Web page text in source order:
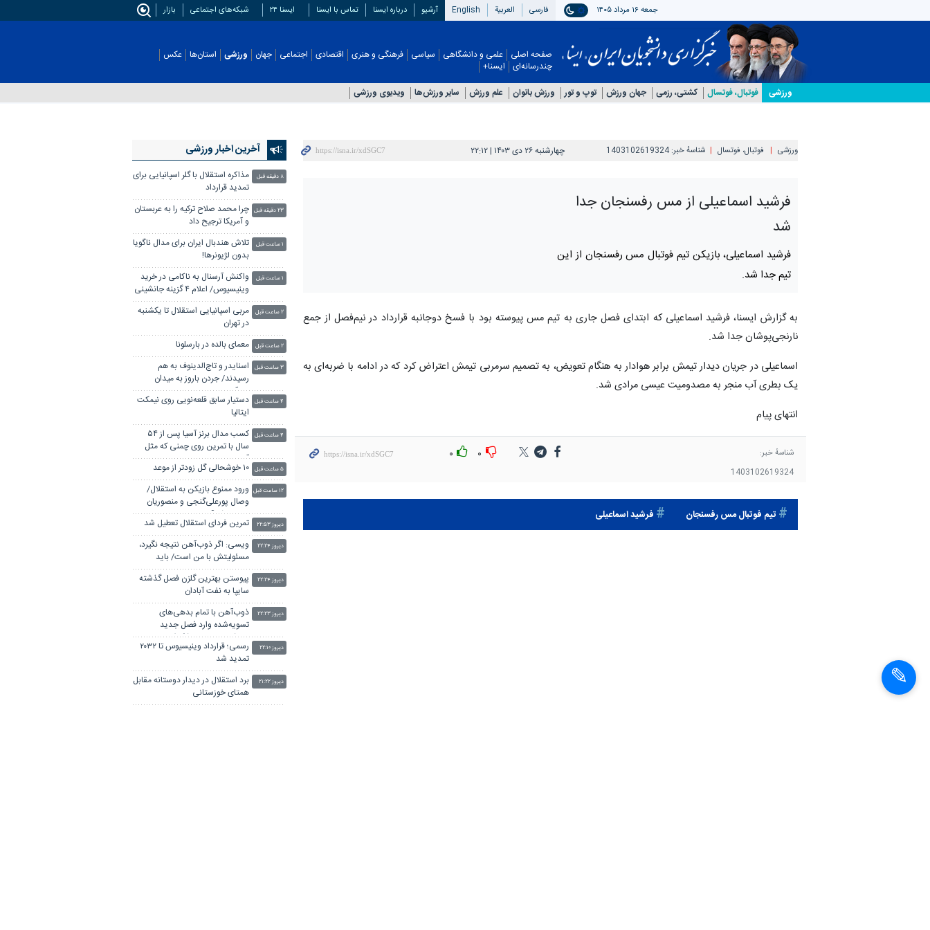
جمعه ۱۶ مرداد ۱۴۰۵ فارسی العربیة English آرشیو درباره ایسنا تماس با ایسنا ایسنا ۲۴ شبکه‌های اجتماعی بازار
صفحه اصلی علمی و دانشگاهی سیاسی فرهنگی و هنری اقتصادی اجتماعی جهان ورزشی
ورزشی فوتبال، فوتسال کشتی، رزمی جهان ورزش توپ و تور ورزش بانوان علم ورزش سایر ورزش‌ها ویدیوی ورزشی
استان‌ها عکس
چندرسانه‌ای ایسنا+
ورزشی فوتبال، فوتسال شناسهٔ خبر: 1403102619324 چهارشنبه ۲۶ دی ۱۴۰۳ | ۲۲:۱۲
فرشید اسماعیلی از مس رفسنجان جدا
شد
فرشید اسماعیلی، بازیکن تیم فوتبال مس رفسنجان از این
تیم جدا شد.
به گزارش ایسنا، فرشید اسماعیلی که ابتدای فصل جاری به تیم مس پیوسته بود با فسخ دوجانبه قرارداد در نیم‌فصل از جمع
نارنجی‌پوشان جدا شد.
اسماعیلی در جریان دیدار تیمش برابر هوادار به هنگام تعویض، به تصمیم سرمربی تیمش اعتراض کرد که در ادامه با ضربه‌ای به
یک بطری آب منجر به مصدومیت عیسی مرادی شد.
انتهای پیام
شناسهٔ خبر:
1403102619324
۰ ۰
تیم فوتبال مس رفسنجان فرشید اسماعیلی
آخرین اخبار ورزشی
مذاکره استقلال با گلر اسپانیایی برای
تمدید قرارداد
۸ دقیقه قبل
چرا محمد صلاح ترکیه را به عربستان
و آمریکا ترجیح داد
۲۳ دقیقه قبل
تلاش هندبال ایران برای مدال ناگویا
بدون لژیونرها!
۱ ساعت قبل
واکنش آرسنال به ناکامی در خرید
وینیسیوس/ اعلام ۴ گزینه جانشینی
۱ ساعت قبل
مربی اسپانیایی استقلال تا یکشنبه
در تهران
۲ ساعت قبل
معمای بالده در بارسلونا ۲ ساعت قبل
اسنایدر و تاج‌الدینوف به هم
رسیدند/ جردن باروز به میدان
می‌آید
۳ ساعت قبل
دستیار سابق قلعه‌نویی روی نیمکت
ایتالیا
۴ ساعت قبل
کسب مدال برنز آسیا پس از ۵۴
سال با تمرین روی چمنی که مثل
آسفالت بود!
۴ ساعت قبل
۱۰ خوشحالی گل زودتر از موعد ۵ ساعت قبل
ورود ممنوع بازیکن به استقلال/
وصال پورعلی‌گنجی و منصوریان
منتفی شد؟
۱۲ ساعت قبل
تمرین فردای استقلال تعطیل شد دیروز ۲۲:۵۳
ویسی: اگر ذوب‌آهن نتیجه نگیرد،
مسئولیتش با من است/ باید
خودمان ستاره بسازیم
دیروز ۲۲:۲۴
پیوستن بهترین گلزن فصل گذشته
سایپا به نفت آبادان
دیروز ۲۲:۲۴
ذوب‌آهن با تمام بدهی‌های
تسویه‌شده وارد فصل جدید
می‌شود/سال‌های شکوفایی
ذوب‌آهن در راه است
دیروز ۲۲:۲۳
رسمی؛ قرارداد وینیسیوس تا ۲۰۳۲
تمدید شد
دیروز ۲۲:۱۰
برد استقلال در دیدار دوستانه مقابل
همتای خوزستانی
دیروز ۲۱:۲۲